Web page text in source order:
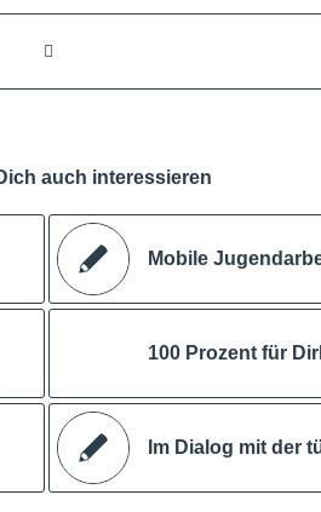
auch interessieren
Mobile
100 Prozent für
Im Dialog mit der